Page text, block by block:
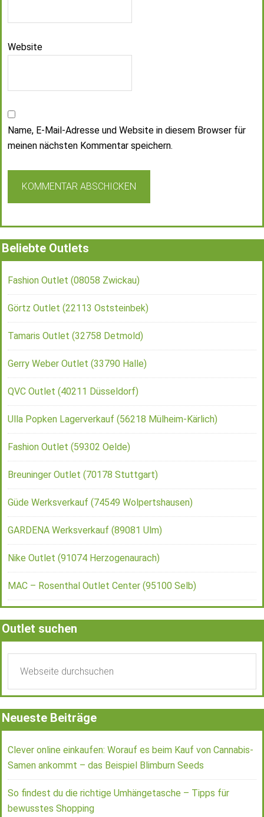
Website
Name, E-Mail-Adresse und Website in diesem Browser für
meinen nächsten Kommentar speichern.
Beliebte Outlets
Fashion Outlet (08058 Zwickau)
Görtz Outlet (22113 Oststeinbek)
Tamaris Outlet (32758 Detmold)
Gerry Weber Outlet (33790 Halle)
QVC Outlet (40211 Düsseldorf)
Ulla Popken Lagerverkauf (56218 Mülheim-Kärlich)
Fashion Outlet (59302 Oelde)
Breuninger Outlet (70178 Stuttgart)
Güde Werksverkauf (74549 Wolpertshausen)
GARDENA Werksverkauf (89081 Ulm)
Nike Outlet (91074 Herzogenaurach)
MAC – Rosenthal Outlet Center (95100 Selb)
Outlet suchen
Neueste Beiträge
Clever online einkaufen: Worauf es beim Kauf von Cannabis-
Samen ankommt – das Beispiel Blimburn Seeds
So findest du die richtige Umhängetasche – Tipps für
bewusstes Shopping